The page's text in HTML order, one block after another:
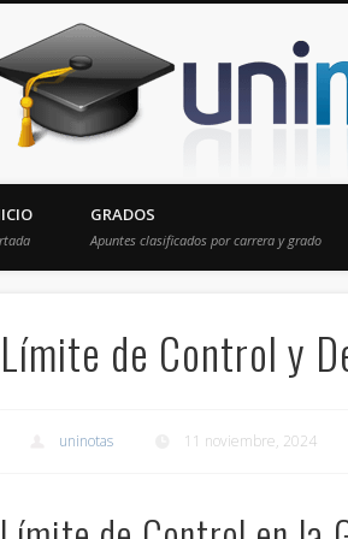
encontrarás todas los apuntes de tu carrera
GRADOS
Apuntes clasificados por carrera y grado
Límite de Control y
uninotas 11 noviembre, 2024